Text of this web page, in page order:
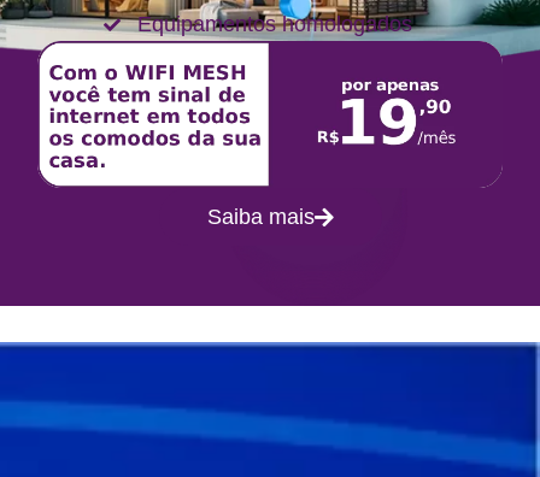
Equipamentos homologados
Saiba mais